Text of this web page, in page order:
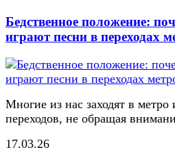
Бедственное положение:
играют песни в переходах
Многие из нас заходят в
переходов, не обращая
17.03.26